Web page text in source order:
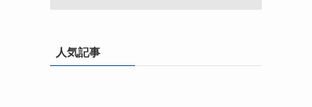
人気記事